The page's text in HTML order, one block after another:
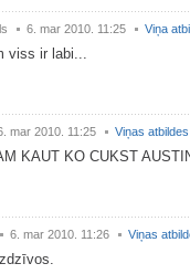
6. mar 2010. 11:25 Viņa
viss ir labi...
mar 2010. 11:25 Viņas atbildes
KAUT KO CUKST
6. mar 2010. 11:26 Viņas